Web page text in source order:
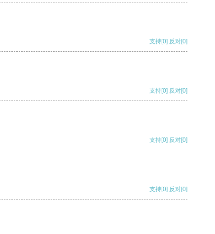
支持[0] 反对[0]
支持[0] 反对[0]
支持[0] 反对[0]
支持[0] 反对[0]